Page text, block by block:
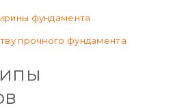
фундамента
прочного фундамента